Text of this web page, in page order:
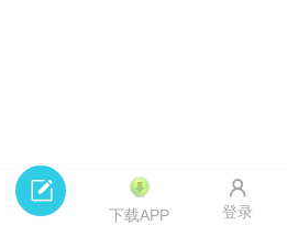
下载APP 登录